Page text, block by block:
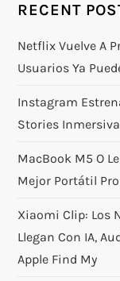
RECENT
Netflix Vuelve A
Usuarios Ya
Instagram
Stories
MacBook M5 O
Mejor Portátil
Xiaomi Clip: Los
Llegan Con IA,
Apple Find My